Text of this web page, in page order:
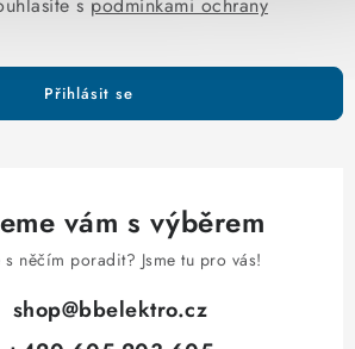
Přihlásit se
vám s výběrem
s něčím poradit? Jsme tu pro vás!
shop@bbelektro.cz